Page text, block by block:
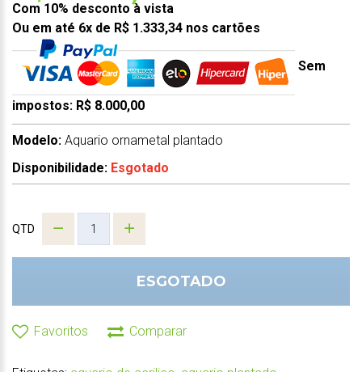
Com 10% desconto à vista
Ou em até 6x de R$ 1.333,34 nos cartões
Sem
impostos: R$ 8.000,00
Modelo: Aquario ornametal plantado
Disponibilidade: Esgotado
QTD
ESGOTADO
Favoritos Comparar